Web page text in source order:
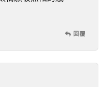
回覆